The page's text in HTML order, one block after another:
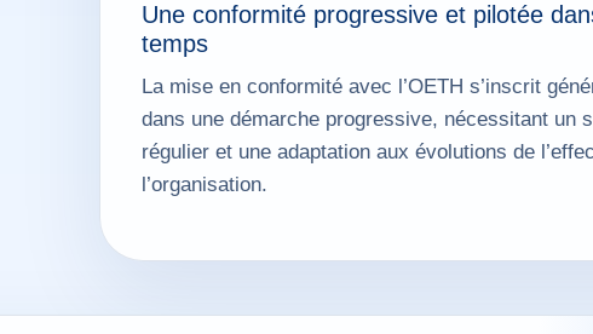
Une conformité progressive et pilotée
temps
La mise en conformité avec l’OETH s’inscrit
dans une démarche progressive, nécessitant un
régulier et une adaptation aux évolutions de
l’organisation.